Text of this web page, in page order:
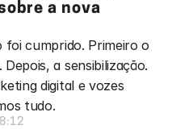
a nova
foi cumprido. Primeiro o
a sensibilização.
digital e vozes
tudo.